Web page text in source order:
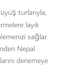
turlarıyla,
layık
sağlar.
Nepal
denemeye